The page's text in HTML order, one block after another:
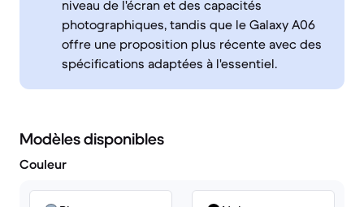
niveau de l'écran et des capacités
photographiques, tandis que le Galaxy A06
offre une proposition plus récente avec des
spécifications adaptées à l'essentiel.
Modèles disponibles
Couleur